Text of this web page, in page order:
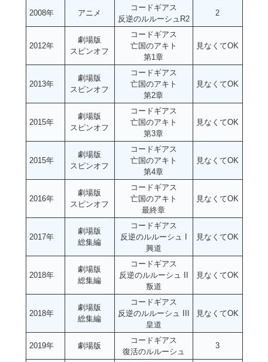
2008年 アニメ
コードギアス
反逆のルルーシュR2
2
2012年
劇場版
スピンオフ
コードギアス
亡国のアキト
第1章
見なくてOK
2013年
劇場版
スピンオフ
コードギアス
亡国のアキト
第2章
見なくてOK
2015年
劇場版
スピンオフ
コードギアス
亡国のアキト
第3章
見なくてOK
2015年
劇場版
スピンオフ
コードギアス
亡国のアキト
第4章
見なくてOK
2016年
劇場版
スピンオフ
コードギアス
亡国のアキト
最終章
見なくてOK
2017年
劇場版
総集編
コードギアス
反逆のルルーシュ I
興道
見なくてOK
2018年
劇場版
総集編
コードギアス
反逆のルルーシュ II
叛道
見なくてOK
2018年
劇場版
総集編
コードギアス
反逆のルルーシュ III
皇道
見なくてOK
2019年 劇場版
コードギアス
復活のルルーシュ
3